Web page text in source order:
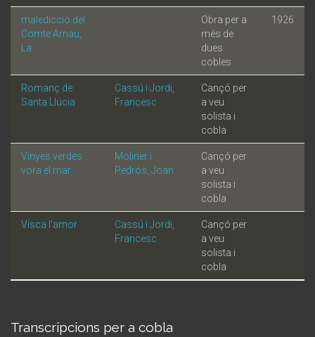
maledicció del
Comte Arnau,
La
Obra per a
més de
dues
cobles
1926
Romanç de
Santa Llúcia
Cassú i Jordi,
Francesc
Cançó per
a veu
solista i
cobla
Vinyes verdes
vora el mar
Moliner i
Pedrós, Joan
Cançó per
a veu
solista i
cobla
Visca l'amor
Cassú i Jordi,
Francesc
Cançó per
a veu
solista i
cobla
Transcripcions per a cobla